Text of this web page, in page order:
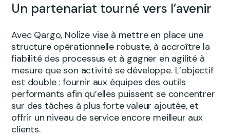
Un partenariat tourné vers l’avenir
Avec Qargo, Nolize vise à mettre en place une
structure opérationnelle robuste, à accroître la
fiabilité des processus et à gagner en agilité à
mesure que son activité se développe. L’objectif
est double : fournir aux équipes des outils
performants afin qu’elles puissent se concentrer
sur des tâches à plus forte valeur ajoutée, et
offrir un niveau de service encore meilleur aux
clients.